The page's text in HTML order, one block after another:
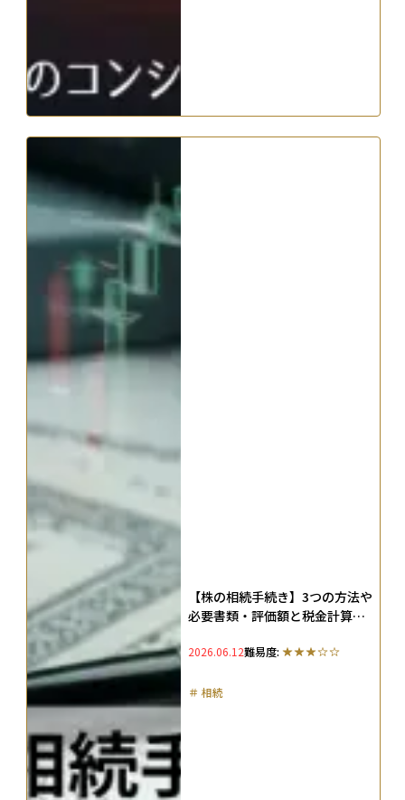
【株の相続手続き】3つの方法や
必要書類・評価額と税金計算・
2026.06.12難易度:
＃ 相続